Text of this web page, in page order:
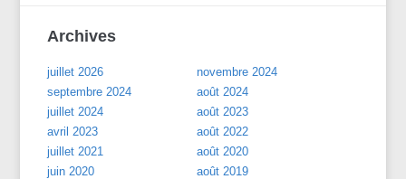
Archives
juillet 2026
novembre 2024
septembre 2024
août 2024
juillet 2024
août 2023
avril 2023
août 2022
juillet 2021
août 2020
juin 2020
août 2019